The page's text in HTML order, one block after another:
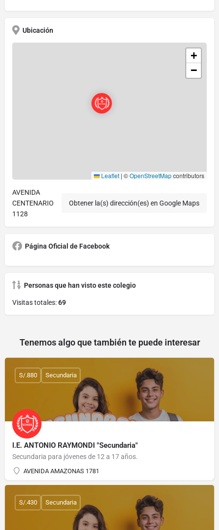
Ubicación
+
−
Leaflet | ©OpenStreetMapcontributors
AVENIDA
CENTENARIO
1128
Obtener la(s) dirección(es) en Google Maps
Página Oficial de Facebook
Personas que han visto este colegio
Visitas totales:69
Tenemos algo que también te puede interesar
I.E. ANTONIO RAYMONDI "Secundaria"
Secundaria para jóvenes de 12 a 17 años.
AVENIDA AMAZONAS 1781
S/.880 Secundaria
S/.430 Secundaria